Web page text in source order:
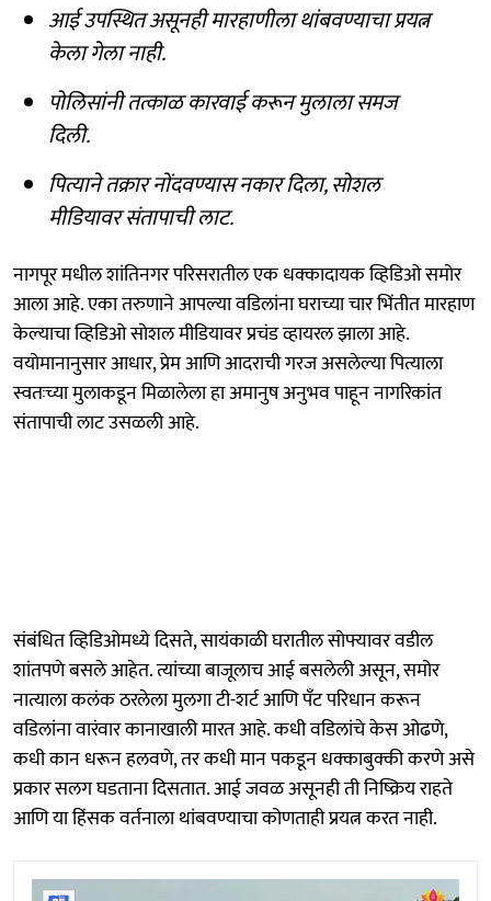
आई उपस्थित असूनही मारहाणीला थांबवण्याचा प्रयत्न
केला गेला नाही.
पोलिसांनी तत्काळ कारवाई करून मुलाला समज
दिली.
पित्याने तक्रार नोंदवण्यास नकार दिला, सोशल
मीडियावर संतापाची लाट.
नागपूर मधील शांतिनगर परिसरातील एक धक्कादायक व्हिडिओ समोर
आला आहे. एका तरुणाने आपल्या वडिलांना घराच्या चार भिंतीत मारहाण
केल्याचा व्हिडिओ सोशल मीडियावर प्रचंड व्हायरल झाला आहे.
वयोमानानुसार आधार, प्रेम आणि आदराची गरज असलेल्या पित्याला
स्वतःच्या मुलाकडून मिळालेला हा अमानुष अनुभव पाहून नागरिकांत
संतापाची लाट उसळली आहे.
संबंधित व्हिडिओमध्ये दिसते, सायंकाळी घरातील सोफ्यावर वडील
शांतपणे बसले आहेत. त्यांच्या बाजूलाच आई बसलेली असून, समोर
नात्याला कलंक ठरलेला मुलगा टी-शर्ट आणि पँट परिधान करून
वडिलांना वारंवार कानाखाली मारत आहे. कधी वडिलांचे केस ओढणे,
कधी कान धरून हलवणे, तर कधी मान पकडून धक्काबुक्की करणे असे
प्रकार सलग घडताना दिसतात. आई जवळ असूनही ती निष्क्रिय राहते
आणि या हिंसक वर्तनाला थांबवण्याचा कोणताही प्रयत्न करत नाही.